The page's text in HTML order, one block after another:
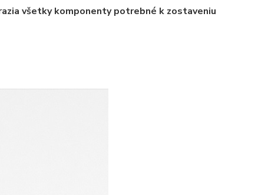
všetky komponenty potrebné k zostaveniu